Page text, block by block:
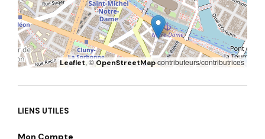
Leaflet, ©OpenStreetMapcontributeurs/contributrices
LIENS UTILES
Mon Compte